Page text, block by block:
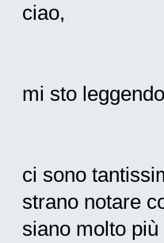
ciao,
mi sto
ci sono
strano notare
siano molto